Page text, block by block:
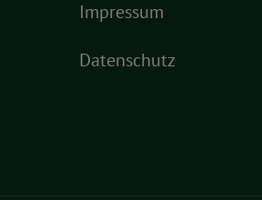
Impressum
Datenschutz